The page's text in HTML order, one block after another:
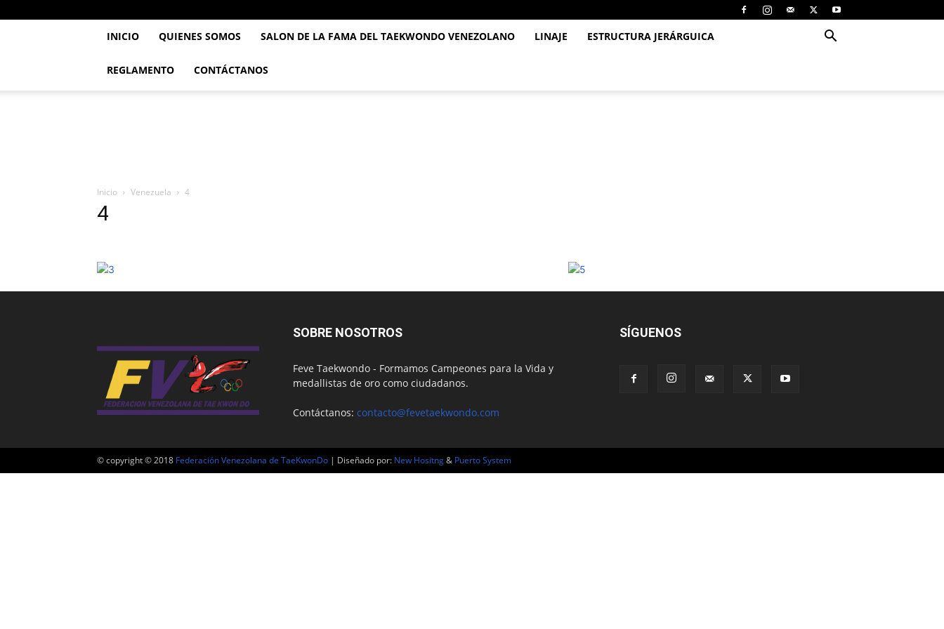
INICIO QUIENES SOMOS SALON DE LA FAMA DEL TAEKWONDO VENEZOLANO LINAJE ESTRUCTURA JERÁRGUICA
REGLAMENTO CONTÁCTANOS
Inicio Venezuela 4
4
SOBRE NOSOTROS
Feve Taekwondo - Formamos Campeones para la Vida y
medallistas de oro como ciudadanos.
Contáctanos: contacto@fevetaekwondo.com
SÍGUENOS
© copyright © 2018 Federación Venezolana de TaeKwonDo | Diseñado por: New Hositng& Puerto System